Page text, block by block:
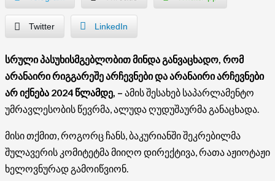
Twitter LinkedIn
სრული პასუხისმგებლობით მინდა განვაცხადო, რომ
არანაირი რიგგარეშე არჩევნები და არანაირი არჩევნები
არ იქნება 2024 წლამდე, – ამის შესახებ საპარლამენტო
უმრავლესობის წევრმა, ალუდა ღუდუშაურმა განაცხადა.
მისი თქმით, როგორც ჩანს, ბაკურიანში შეკრებილმა
შულავერის კომიტეტმა მიიღო დირექტივა, რათა აჟიოტაჟი
ხელოვნურად გამოიწვიონ.